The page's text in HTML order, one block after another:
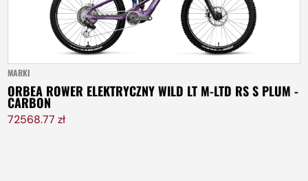
MARKI
ORBEA ROWER ELEKTRYCZNY WILD LT M-LTD RS S PLUM -
CARBON
72568.77 zł